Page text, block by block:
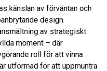
känslan av förväntan och
design.
av strategiskt
moment – där
roll för att vinna
utformad för att uppmuntra